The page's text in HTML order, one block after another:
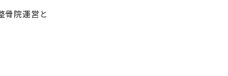
骨院運営と